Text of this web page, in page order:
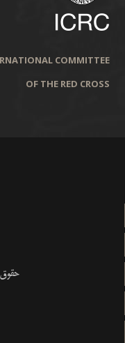
COMMITTEE
OF THE RED CROSS
حقوق